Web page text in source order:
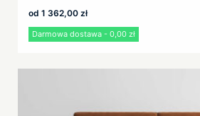
od 1 362,00 zł
Darmowa dostawa - 0,00 zł